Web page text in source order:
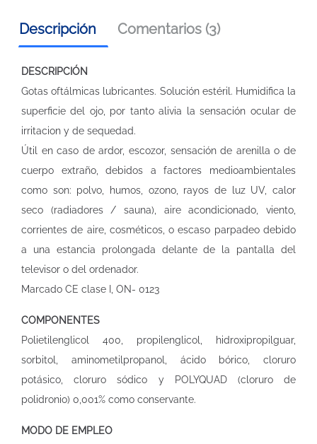
Descripción Comentarios (3)
DESCRIPCIÓN
Gotas oftálmicas lubricantes. Solución estéril. Humidifica la
superficie del ojo, por tanto alivia la sensación ocular de
irritacion y de sequedad.
Útil en caso de ardor, escozor, sensación de arenilla o de
cuerpo extraño, debidos a factores medioambientales
como son: polvo, humos, ozono, rayos de luz UV, calor
seco (radiadores / sauna), aire acondicionado, viento,
corrientes de aire, cosméticos, o escaso parpadeo debido
a una estancia prolongada delante de la pantalla del
televisor o del ordenador.
Marcado CE clase I, ON- 0123
COMPONENTES
Polietilenglicol 400, propilenglicol, hidroxipropilguar,
sorbitol, aminometilpropanol, ácido bórico, cloruro
potásico, cloruro sódico y POLYQUAD (cloruro de
polidronio) 0,001% como conservante.
MODO DE EMPLEO